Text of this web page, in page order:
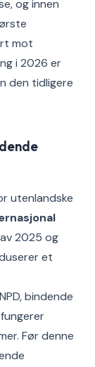
og innen
mot
i 2026 er
den tidligere
utenlandske
2025 og
et
bindende
Før denne